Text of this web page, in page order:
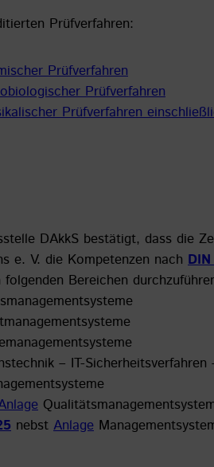
Prüfverfahren:
Prüfverfahren
Prüfverfahren
Prüfverfahren
DAkkS bestätigt, dass die
e. V. die Kompetenzen nach
Bereichen
– IT-Sicherheitsverfahren
nebst Anlage